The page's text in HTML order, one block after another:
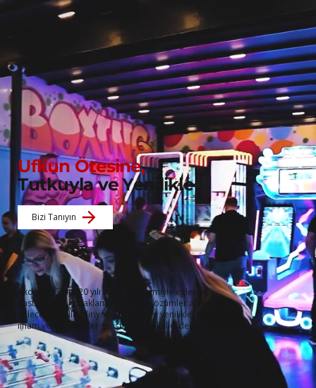
Ufkun Ötesine,
Tutkuyla ve Yenilikle
Akdemir Grup, 20 yılı aşkın deneyimiyle eğlence,
gastronomi, konaklama ve dijital çözümler alanında
geleceği şekillendiriyor. Tutkuyla ve yenilikle, topluluklara
ilham veren projeler geliştiriyor ve kalıcı değer yaratıyoruz.
Bizi Tanıyın